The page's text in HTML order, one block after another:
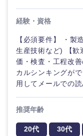
技術職
（モノづ
くり）
金融専門
ル
不動産専門職
事務職
その他
コンサル・
広告・宣伝
マスメディ
経験・資格
【必須要件】 ・製
生産技術など) 【歓
価・検査・工程改
カルシンキングが
用してメールでの
推奨年齢
20代 30代